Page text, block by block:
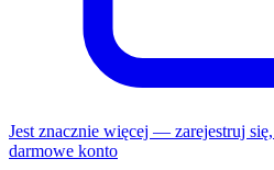
Jest znacznie więcej — zarejestruj
darmowe konto